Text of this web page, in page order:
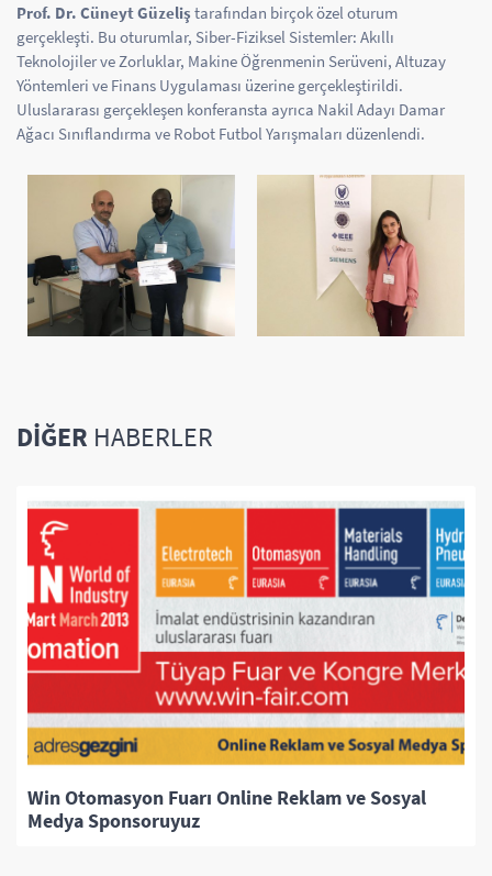
Prof. Dr. Cüneyt Güzeliş tarafından birçok özel oturum
gerçekleşti. Bu oturumlar, Siber-Fiziksel Sistemler: Akıllı
Teknolojiler ve Zorluklar, Makine Öğrenmenin Serüveni, Altuzay
Yöntemleri ve Finans Uygulaması üzerine gerçekleştirildi.
Uluslararası gerçekleşen konferansta ayrıca Nakil Adayı Damar
Ağacı Sınıflandırma ve Robot Futbol Yarışmaları düzenlendi.
DIĞER HABERLER
Fuarı Online Reklam ve Sosyal